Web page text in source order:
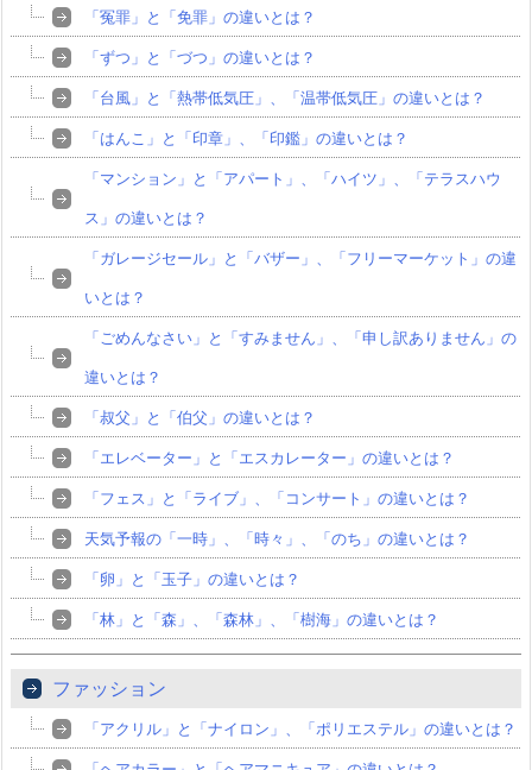
「冤罪」と「免罪」の違いとは？
「ずつ」と「づつ」の違いとは？
「台風」と「熱帯低気圧」、「温帯低気圧」の違いとは？
「はんこ」と「印章」、「印鑑」の違いとは？
「マンション」と「アパート」、「ハイツ」、「テラスハウ
ス」の違いとは？
「ガレージセール」と「バザー」、「フリーマーケット」の違
いとは？
「ごめんなさい」と「すみません」、「申し訳ありません」の
違いとは？
「叔父」と「伯父」の違いとは？
「エレベーター」と「エスカレーター」の違いとは？
「フェス」と「ライブ」、「コンサート」の違いとは？
天気予報の「一時」、「時々」、「のち」の違いとは？
「卵」と「玉子」の違いとは？
「林」と「森」、「森林」、「樹海」の違いとは？
ファッション
「アクリル」と「ナイロン」、「ポリエステル」の違いとは？